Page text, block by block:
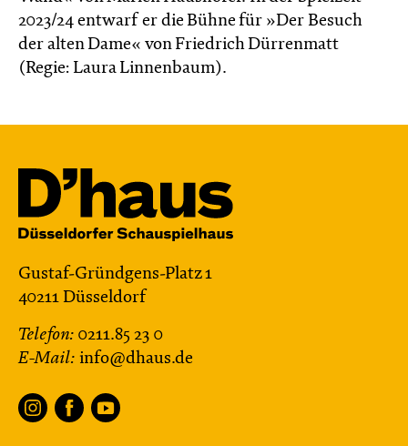
2023/24 entwarf er die Bühne für »Der Besuch
der alten Dame« von Friedrich Dürrenmatt
(Regie: Laura Linnenbaum).
Gustaf-Gründgens-Platz 1
40211 Düsseldorf
Telefon: 0211.85 23 0
E-Mail: info@dhaus.de